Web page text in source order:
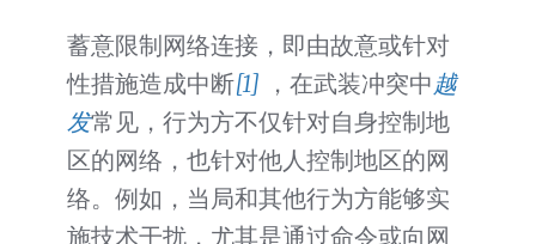
蓄意限制网络连接，即由故意或针对
性措施造成中断[1] ，在武装冲突中越
发常见，行为方不仅针对自身控制地
区的网络，也针对他人控制地区的网
络。例如，当局和其他行为方能够实
施技术干扰，尤其是通过命令或向网